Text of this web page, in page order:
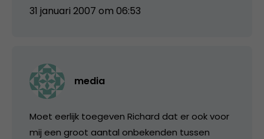
31 januari 2007 om 06:53
media
Moet eerlijk toegeven Richard dat er ook voor
mij een groot aantal onbekenden tussen